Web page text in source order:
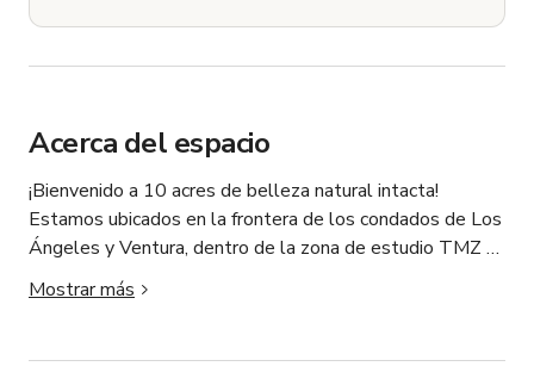
Acerca del espacio
¡Bienvenido a 10 acres de belleza natural intacta!
Estamos ubicados en la frontera de los condados de Los
Ángeles y Ventura, dentro de la zona de estudio TMZ
de 30 millas de Los Ángeles, a solo 5 millas de la
autopista 101 y Westlake Village, 12 millas de la playa
del Pacífico (PCH).
Mostrar más